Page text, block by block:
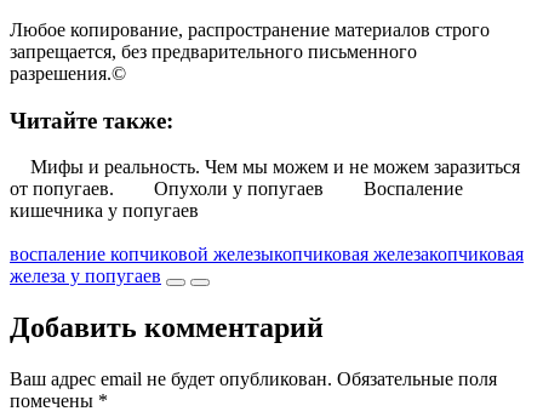
Любое копирование, распространение материалов строго
запрещается, без предварительного письменного
разрешения.©
Читайте также:
Мифы и реальность. Чем мы можем и не можем заразиться
от попугаев.
Опухоли у попугаев
Воспаление
кишечника у попугаев
воспаление копчиковой железыкопчиковая железакопчиковая
железа у попугаев
Добавить комментарий
Ваш адрес email не будет опубликован. Обязательные поля
помечены *